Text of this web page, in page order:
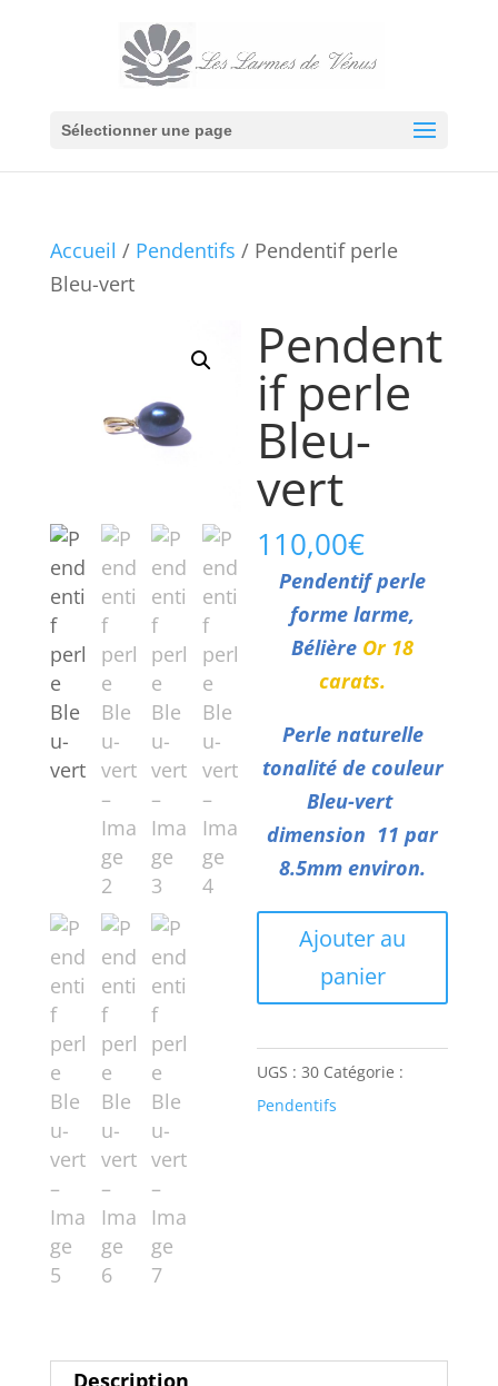
Sélectionner une page
Accueil / Pendentifs / Pendentif perle
Bleu-vert
Pendent
if perle
Bleu-
vert
110,00€
Pendentif perle
forme larme,
Bélière Or 18
carats.
Perle naturelle
tonalité de couleur
Bleu-vert
dimension 11 par
8.5mm environ.
quantité
Pendentif
Bleu-
vert
Ajouter au
panier
UGS :30 Catégorie :
Pendentifs